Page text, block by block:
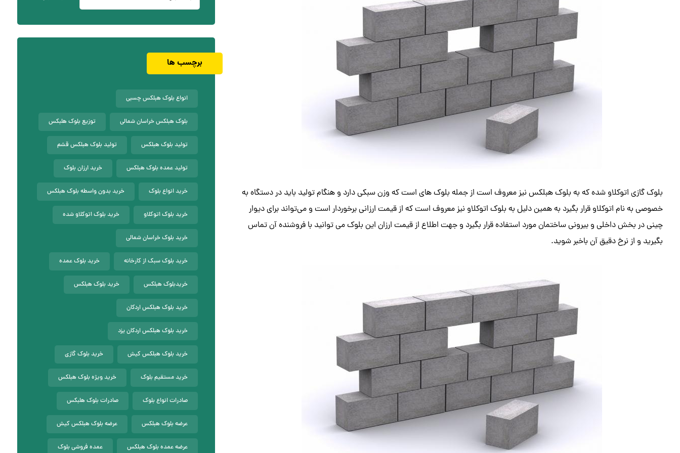
بلوک گازی اتوکلاو شده که به بلوک هبلکس نیز معروف است از جمله بلوک های است که وزن سبکی دارد و هنگام تولید باید در دستگاه به
خصوصی به نام اتوکلاو قرار بگیرد به همین دلیل به بلوک اتوکلاو نیز معروف است که از قیمت ارزانی برخوردار است و می‌تواند برای دیوار
چینی در بخش داخلی و بیرونی ساختمان مورد استفاده قرار بگیرد و جهت اطلاع از قیمت ارزان این بلوک می توانید با فروشنده آن تماس
بگیرید و از نرخ دقیق آن باخبر شوید.
برچسب ها
انواع بلوک هبلکس چسبی
بلوک هبلکس خراسان شمالی توزیع بلوک هلبکس
تولید بلوک هبلکس تولید بلوک هبلکس قشم
تولید عمده بلوک هبلکس خرید ارزان بلوک
خرید انواع بلوک خرید بدون واسطه بلوک هبلکس
خرید بلوک اتوکلاو خرید بلوک اتوکلاو شده
خرید بلوک خراسان شمالی
خرید بلوک سبک از کارخانه خرید بلوک عمده
خریدبلوک هبلکس خرید بلوک هبلکس
خرید بلوک هبلکس اردکان
خرید بلوک هبلکس اردکان یزد
خرید بلوک هبلکس کیش خرید بلوک گازی
خرید مستقیم بلوک خرید ویژه بلوک هبلکس
صادرات انواع بلوک صادرات بلوک هلبکس
عرضه بلوک هبلکس عرضه بلوک هبلکس کیش
عرضه عمده بلوک هبلکس عمده فروشی بلوک